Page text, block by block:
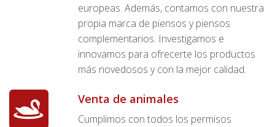
europeas. Además, contamos con nuestra
propia marca de piensos y piensos
complementarios. Investigamos e
innovamos para ofrecerte los productos
más novedosos y con la mejor calidad.
Venta de animales
Cumplimos con todos los permisos